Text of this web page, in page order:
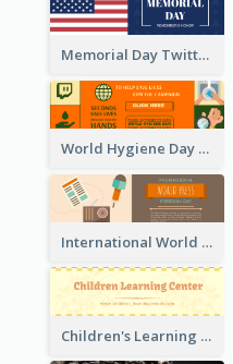
Memorial Day Twitter Header With Flag
World Hygiene Day Promotion Twitter Header
International World Press Freedom Day Twitter Header
Children's Learning Center Twitter Header In Orange Colour Tone